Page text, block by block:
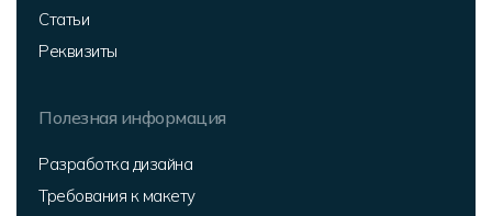
Статьи
Реквизиты
Полезная информация
Разработка дизайна
Требования к макету